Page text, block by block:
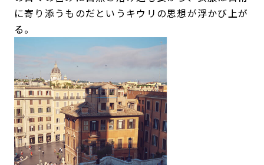
に寄り添うものだというキウリの思想が浮かび上が
る。